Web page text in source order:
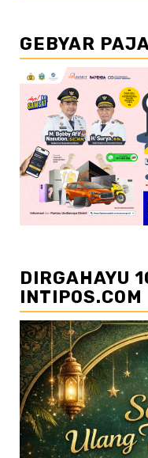
GEBYAR
DIRGAHAYU
INTIPOS.COM